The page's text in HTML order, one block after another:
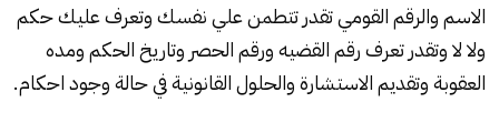
الاسم والرقم القومي تقدر تتطمن علي نفسك وتعرف عليك حكم
ولا لا وتقدر تعرف رقم القضيه ورقم الحصر وتاريخ الحكم ومده
العقوبة وتقديم الاستشارة والحلول القانونية في حالة وجود احكام.